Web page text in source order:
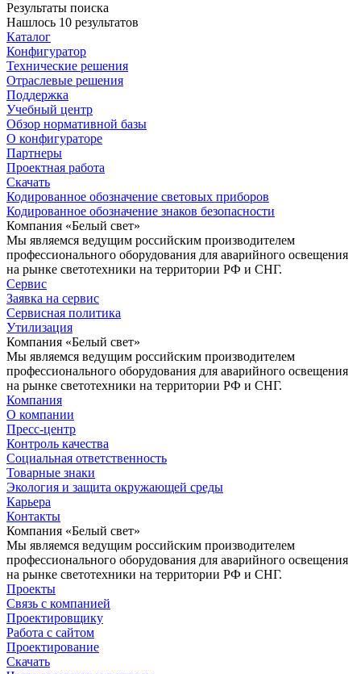
Результаты поиска
Нашлось 10 результатов
Каталог
Конфигуратор
Технические решения
Отраслевые решения
Поддержка
Учебный центр
Обзор нормативной базы
О конфигураторе
Партнеры
Проектная работа
Скачать
Кодированное обозначение световых приборов
Кодированное обозначение знаков безопасности
Компания «Белый свет»
Мы являемся ведущим российским производителем
профессионального оборудования для аварийного освещения
на рынке светотехники на территории РФ и СНГ.
Сервис
Заявка на сервис
Сервисная политика
Утилизация
Компания «Белый свет»
Мы являемся ведущим российским производителем
профессионального оборудования для аварийного освещения
на рынке светотехники на территории РФ и СНГ.
Компания
О компании
Пресс-центр
Контроль качества
Социальная ответственность
Товарные знаки
Экология и защита окружающей среды
Карьера
Контакты
Компания «Белый свет»
Мы являемся ведущим российским производителем
профессионального оборудования для аварийного освещения
на рынке светотехники на территории РФ и СНГ.
Проекты
Связь с компанией
Проектировщику
Работа с сайтом
Проектирование
Скачать